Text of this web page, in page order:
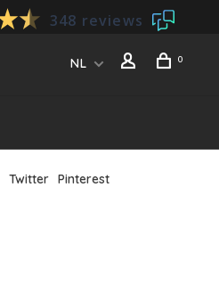
348 reviews
NL 0
Twitter Pinterest